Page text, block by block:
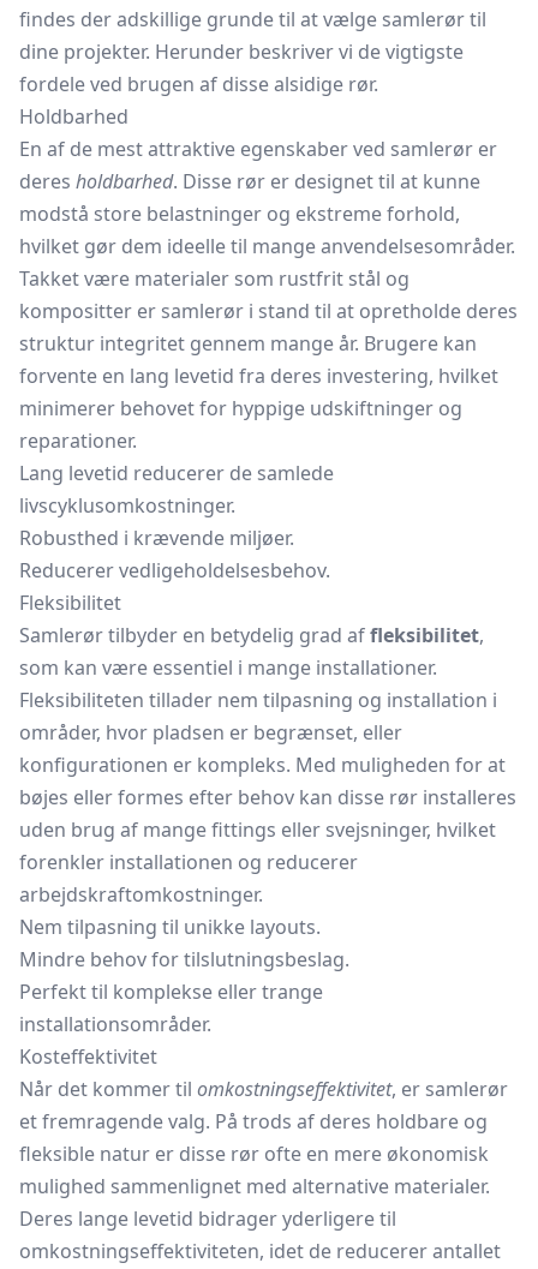
findes der adskillige grunde til at vælge samlerør til
dine projekter. Herunder beskriver vi de vigtigste
fordele ved brugen af disse alsidige rør.
Holdbarhed
En af de mest attraktive egenskaber ved samlerør er
deres holdbarhed. Disse rør er designet til at kunne
modstå store belastninger og ekstreme forhold,
hvilket gør dem ideelle til mange anvendelsesområder.
Takket være materialer som rustfrit stål og
kompositter er samlerør i stand til at opretholde deres
struktur integritet gennem mange år. Brugere kan
forvente en lang levetid fra deres investering, hvilket
minimerer behovet for hyppige udskiftninger og
reparationer.
Lang levetid reducerer de samlede
livscyklusomkostninger.
Robusthed i krævende miljøer.
Reducerer vedligeholdelsesbehov.
Fleksibilitet
Samlerør tilbyder en betydelig grad affleksibilitet,
som kan være essentiel i mange installationer.
Fleksibiliteten tillader nem tilpasning og installation i
områder, hvor pladsen er begrænset, eller
konfigurationen er kompleks. Med muligheden for at
bøjes eller formes efter behov kan disse rør installeres
uden brug af mange fittings eller svejsninger, hvilket
forenkler installationen og reducerer
arbejdskraftomkostninger.
Nem tilpasning til unikke layouts.
Mindre behov for tilslutningsbeslag.
Perfekt til komplekse eller trange
installationsområder.
Kosteffektivitet
Når det kommer til omkostningseffektivitet, er samlerør
et fremragende valg. På trods af deres holdbare og
fleksible natur er disse rør ofte en mere økonomisk
mulighed sammenlignet med alternative materialer.
Deres lange levetid bidrager yderligere til
omkostningseffektiviteten, idet de reducerer antallet